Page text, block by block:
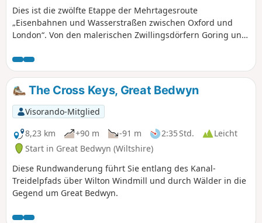
Dies ist die zwölfte Etappe der Mehrtagesroute
„Eisenbahnen und Wasserstraßen zwischen Oxford und
London“. Von den malerischen Zwillingsdörfern Goring und
am Flussufer und weiter zur historischen Marktstadt
Wallingford, vorbei an den Ruinen der königlichen Burg
und über das Benson-Wehr mit seinem neuen Lachslauf.
The Cross Keys, Great Bedwyn
Visorando-Mitglied
8,23 km
+90 m -91 m 2:35 Std.
Leicht
Start in Great Bedwyn (Wiltshire)
Diese Rundwanderung führt Sie entlang des Kanal-
Treidelpfads über Wilton Windmill und durch Wälder in die
Gegend um Great Bedwyn.